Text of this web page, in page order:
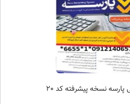
نسخه پیشرفته کد 20